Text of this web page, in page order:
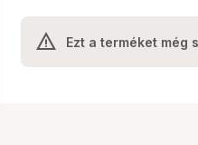
Ezt a terméket még